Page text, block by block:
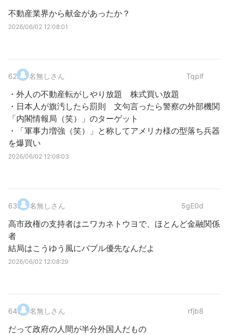
不動産業界から献金があったか？
2026/06/02 12:08:01
62. 名無しさん Tqplf
・外人の不動産転がしやり放題 株式買い放題
・日本人が旗汚したら罰則 文句言ったら警察の外部機関
「内閣情報局（笑）」のターゲット
・「軍事力増強（笑）」と称してアメリカ様の型落ち兵器
を爆買い
2026/06/02 12:08:03
63. 名無しさん 5gE0d
高市政権の支持者はニワカネトウヨで、ほとんど金融関係
者
結局はこうゆう風にバブル優先なんだよ
2026/06/02 12:08:29
64. 名無しさん rfjb8
だって政府の人間が半分外国人だもの